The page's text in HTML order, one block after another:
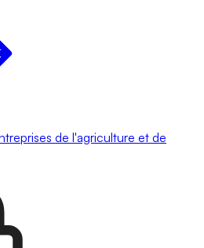
de l'agriculture et de